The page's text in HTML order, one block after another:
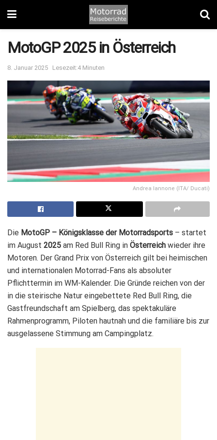
MotoGP 2025 in Österreich
8. Januar 2025 Lesezeit:4 Minuten
Andrea Iannone (ITA/ Ducati)
Die MotoGP – Königsklasse der Motorradsports – startet
im August 2025 am Red Bull Ring in Österreich wieder ihre
Motoren. Der Grand Prix von Österreich gilt bei heimischen
und internationalen Motorrad-Fans als absoluter
Pflichttermin im WM-Kalender. Die Gründe reichen von der
in die steirische Natur eingebettete Red Bull Ring, die
Gastfreundschaft am Spielberg, das spektakuläre
Rahmenprogramm, Piloten hautnah und die familiäre bis zur
ausgelassene Stimmung am Campingplatz.